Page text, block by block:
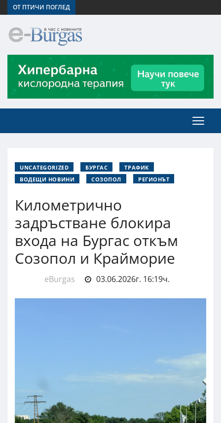
ОТ ПТИЧИ ПОГЛЕД
UNCATEGORIZED БУРГАС
ТРАФИК
ВОДЕЩИ НОВИНИ
СОЗОПОЛ РЕГИОНЪТ
Километрично
задръстване блокира
входа на Бургас откъм
Созопол и Крайморие
eBurgas 03.06.2026г. 16:19ч.